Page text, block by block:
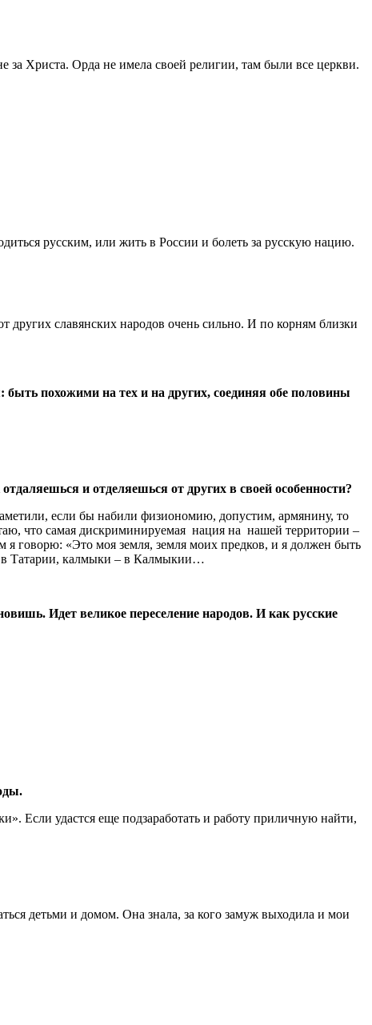
за Христа. Орда не имела своей религии, там были все церкви.
русским, или жить в России и болеть за русскую нацию.
славянских народов очень сильно. И по корням близки
похожими на тех и на других, соединяя обе половины
и отделяешься от других в своей особенности?
если бы набили физиономию, допустим, армянину, то
что самая дискриминируемая нация на нашей территории –
я говорю: «Это моя земля, земля моих предков, и я должен быть
в Татарии, калмыки – в Калмыкии…
Идет великое переселение народов. И как русские
Если удастся еще подзаработать и работу приличную найти,
детьми и домом. Она знала, за кого замуж выходила и мои